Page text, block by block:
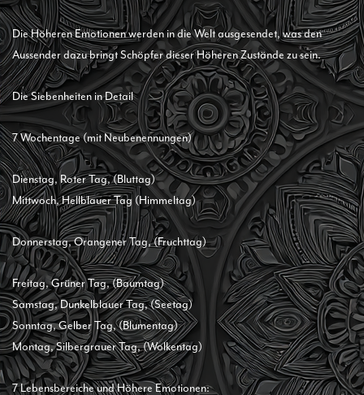
Die Höheren Emotionen werden in die Welt ausgesendet, was den
Aussender dazu bringt Schöpfer dieser Höheren Zustände zu sein.
Die Siebenheiten in Detail
7 Wochentage (mit Neubenennungen)
Dienstag, Roter Tag, (Bluttag)
Mittwoch, Hellblauer Tag (Himmeltag)
Donnerstag, Orangener Tag, (Fruchttag)
Freitag, Grüner Tag, (Baumtag)
Samstag, Dunkelblauer Tag, (Seetag)
Sonntag, Gelber Tag, (Blumentag)
Montag, Silbergrauer Tag, (Wolkentag)
7 Lebensbereiche und Höhere Emotionen: